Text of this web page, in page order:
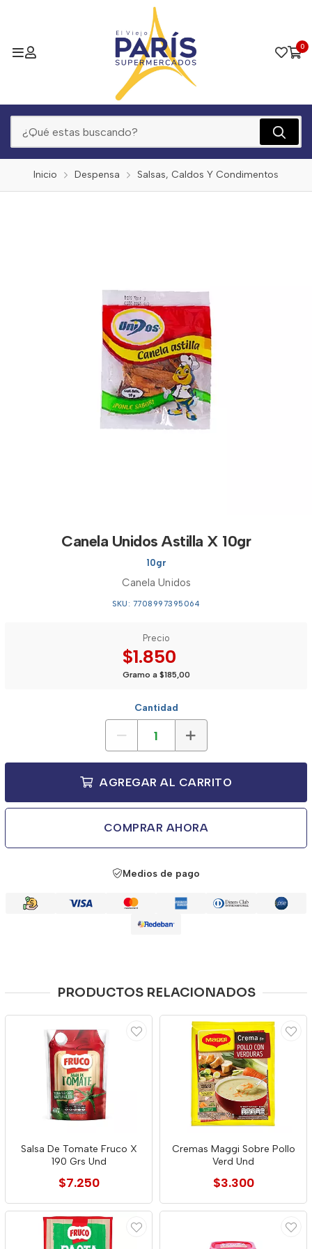
0
Inicio Despensa Salsas, Caldos Y Condimentos
Canela Unidos Astilla X 10gr
10gr
Canela Unidos
SKU: 7708997395064
Precio
$1.850
Gramo a $185,00
Cantidad
AGREGAR AL CARRITO
COMPRAR AHORA
Medios de pago
PRODUCTOS RELACIONADOS
Salsa De Tomate Fruco X
190 Grs Und
$7.250
Cremas Maggi Sobre Pollo
Verd Und
$3.300